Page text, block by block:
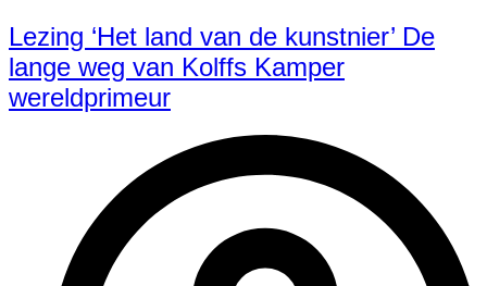
Lezing ‘Het land van de kunstnier’ De
lange weg van Kolffs Kamper
wereldprimeur